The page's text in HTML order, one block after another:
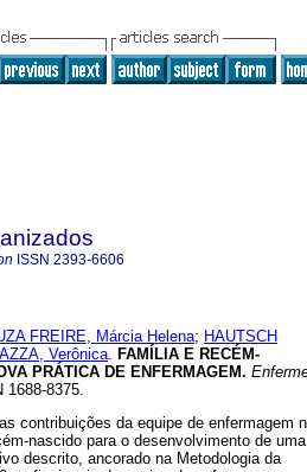
ISSN 2393-6606
FREIRE, Márcia Helena; HAUTSCH
Verônica. FAMÍLIA E RECÉM-
PRÁTICA DE ENFERMAGEM.
1688-8375.
contribuições da equipe de enfermagem
nascido para o desenvolvimento de uma
descrito, ancorado na Metodologia da